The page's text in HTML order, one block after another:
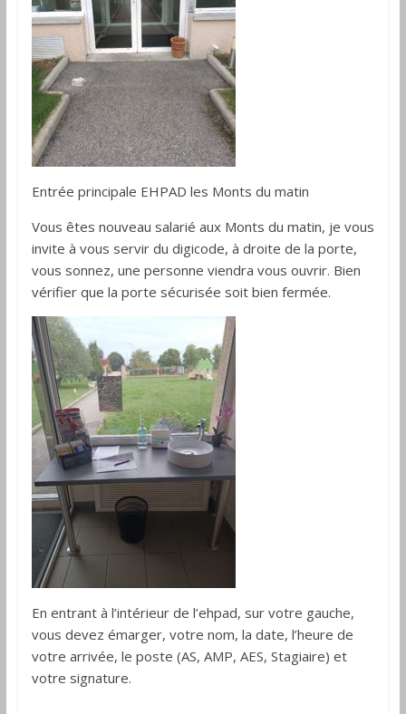
Entrée principale EHPAD les Monts du matin
Vous êtes nouveau salarié aux Monts du matin, je vous
invite à vous servir du digicode, à droite de la porte,
vous sonnez, une personne viendra vous ouvrir. Bien
vérifier que la porte sécurisée soit bien fermée.
En entrant à l’intérieur de l’ehpad, sur votre gauche,
vous devez émarger, votre nom, la date, l’heure de
votre arrivée, le poste (AS, AMP, AES, Stagiaire) et
votre signature.